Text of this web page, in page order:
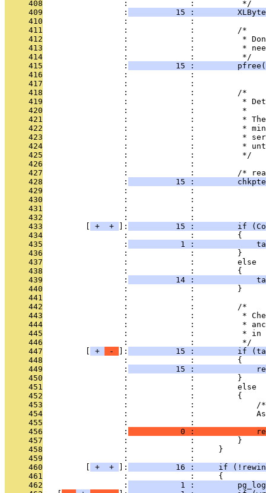
     408
                 :             :          */
     409
                 :
15 :
     410
                 :             :
     411
                 :             :         /*
     412
:             :          *
     413
:             :          *
     414
                 :             :          */
     415
                 :
15 :
     416
                 :             :
     417
                 :             :
     418
                 :             :         /*
     419
:             :          *
     420
                 :             :          *
     421
:             :          *
     422
:             :          *
     423
:             :          *
     424
:             :          *
     425
                 :             :          */
     426
                 :             :
     427
:             :         /*
     428
                 :
15 :
     429
:             :
     430
:             :
     431
:             :
     432
                 :             :
     433
+ + ]:
15 :         if
     434
                 :             :         {
     435
                 :
1 :
     436
                 :             :         }
     437
                 :             :         else
     438
                 :             :         {
     439
                 :
14 :
     440
                 :             :         }
     441
                 :             :
     442
                 :             :         /*
     443
:             :          *
     444
:             :          *
     445
:             :          *
     446
                 :             :          */
     447
+ - ]:
15 :         if
     448
                 :             :         {
     449
                 :
15 :
     450
                 :             :         }
     451
                 :             :         else
     452
                 :             :         {
     453
:             :
     454
:             :
     455
                 :             :
     456
                 :
0 :
     457
                 :             :         }
     458
                 :             :     }
     459
                 :             :
     460
+ + ]:
16 :     if
     461
                 :             :     {
     462
                 :
1 :